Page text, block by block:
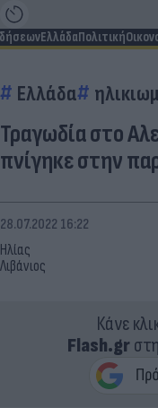
ΕλλάδαΠολιτική
Ελλάδα
Τραγωδία στο
πνίγηκε στην
Ηλίας
Λιβάνιος
28.07.2022 16:22
Κάνε
Flash.gr